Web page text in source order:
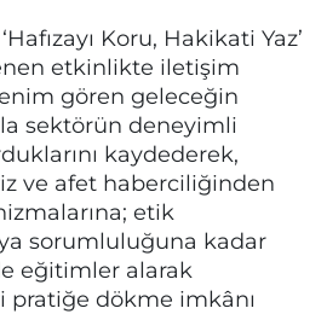
Koru, Hakikati Yaz’
etkinlikte iletişim
gören geleceğin
sektörün deneyimli
kaydederek,
ve afet haberciliğinden
etik
sorumluluğuna kadar
eğitimler alarak
dökme imkânı